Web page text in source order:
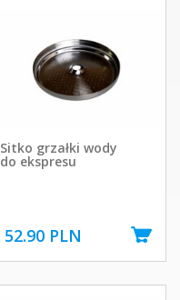
Sitko grzałki wody
do ekspresu
52.90 PLN